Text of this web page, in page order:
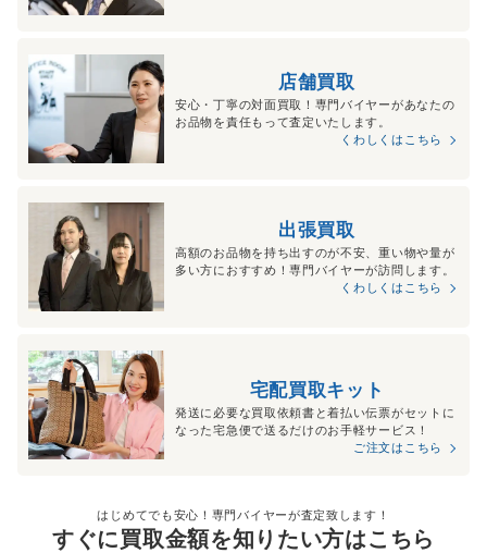
店舗買取
安心・丁寧の対面買取！専門バイヤーがあなたの
お品物を責任もって査定いたします。
くわしくはこちら
出張買取
高額のお品物を持ち出すのが不安、重い物や量が
多い方におすすめ！専門バイヤーが訪問します。
くわしくはこちら
宅配買取キット
発送に必要な買取依頼書と着払い伝票がセットに
なった宅急便で送るだけのお手軽サービス！
ご注文はこちら
はじめてでも安心！専門バイヤーが査定致します！
すぐに買取金額を知りたい方はこちら